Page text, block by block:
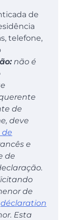
de
telefone,
não é
de
deve
e
de
de
déclaration
Esta